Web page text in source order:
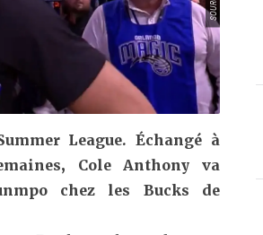
League. Échangé à
Cole Anthony va
chez les Bucks de